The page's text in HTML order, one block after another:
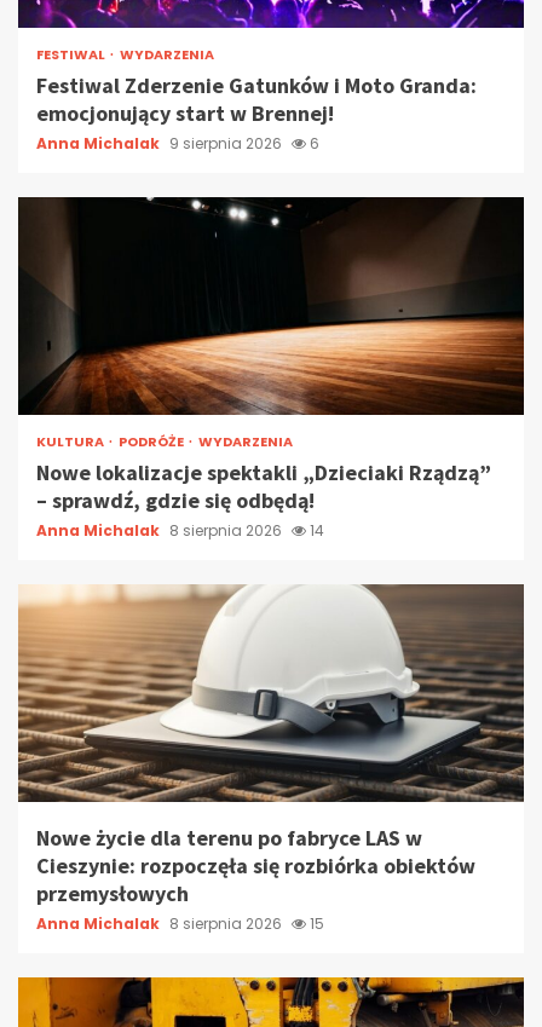
FESTIWAL WYDARZENIA
Festiwal Zderzenie Gatunków i Moto Granda:
emocjonujący start w Brennej!
Anna Michalak 9 sierpnia 2026 6
KULTURA PODRÓŻE WYDARZENIA
Nowe lokalizacje spektakli „Dzieciaki Rządzą”
– sprawdź, gdzie się odbędą!
Anna Michalak 8 sierpnia 2026 14
Nowe życie dla terenu po fabryce LAS w
Cieszynie: rozpoczęła się rozbiórka obiektów
przemysłowych
Anna Michalak 8 sierpnia 2026 15